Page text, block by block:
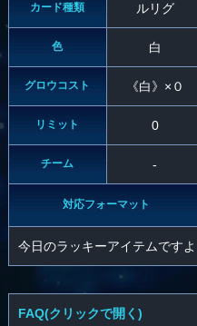
カード種類 ルリグ
色 白
グロウコスト 《白》×０
リミット 0
チーム -
対応フォーマット
今日のラッキーアイテムです
FAQ(クリックで開く)